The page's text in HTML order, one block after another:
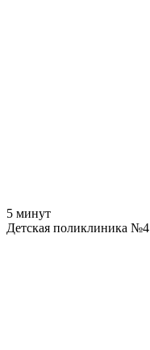
5 минут
Детская поликлиника №4